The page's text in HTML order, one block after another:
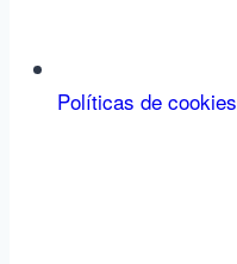
Políticas de cookies